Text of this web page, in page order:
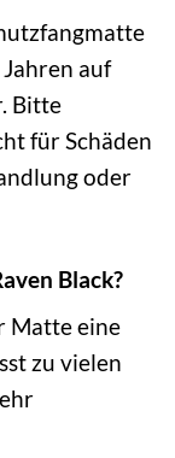
auf
Bitte
für Schäden
oder
Black?
Matte eine
zu vielen